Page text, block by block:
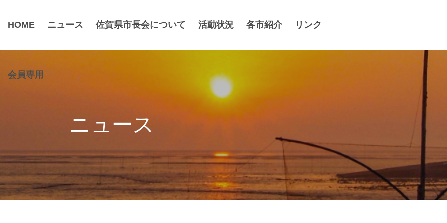
HOME ニュース 佐賀県市長会について 活動状況 各市紹介 リンク
会員専用
ニュース